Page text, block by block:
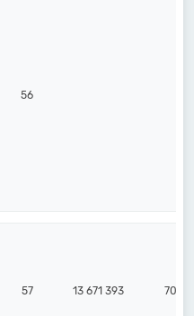
56
57 13 671 393 70